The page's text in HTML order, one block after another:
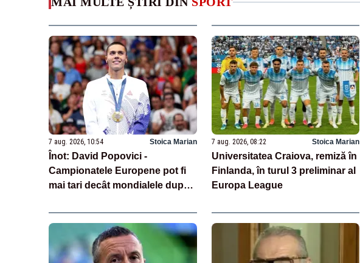
7 aug. 2026, 10:54 Stoica Marian
Înot: David Popovici -
Campionatele Europene pot fi
mai tari decât mondialele după
7 aug. 2026, 08:22 Stoica Marian
Universitatea Craiova, remiză în
Finlanda, în turul 3 preliminar al
Europa League